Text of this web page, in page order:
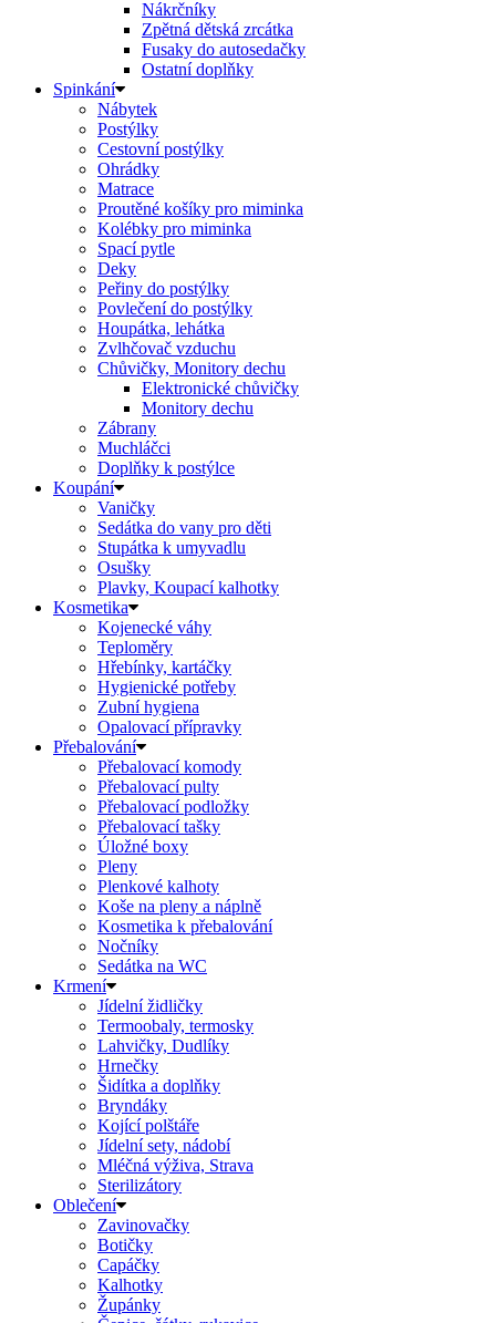
Nákrčníky
Zpětná dětská zrcátka
Fusaky do autosedačky
Ostatní doplňky
Spinkání
Nábytek
Postýlky
Cestovní postýlky
Ohrádky
Matrace
Proutěné košíky pro miminka
Kolébky pro miminka
Spací pytle
Deky
Peřiny do postýlky
Povlečení do postýlky
Houpátka, lehátka
Zvlhčovač vzduchu
Chůvičky, Monitory dechu
Elektronické chůvičky
Monitory dechu
Zábrany
Muchláčci
Doplňky k postýlce
Koupání
Vaničky
Sedátka do vany pro děti
Stupátka k umyvadlu
Osušky
Plavky, Koupací kalhotky
Kosmetika
Kojenecké váhy
Teploměry
Hřebínky, kartáčky
Hygienické potřeby
Zubní hygiena
Opalovací přípravky
Přebalování
Přebalovací komody
Přebalovací pulty
Přebalovací podložky
Přebalovací tašky
Úložné boxy
Pleny
Plenkové kalhoty
Koše na pleny a náplně
Kosmetika k přebalování
Nočníky
Sedátka na WC
Krmení
Jídelní židličky
Termoobaly, termosky
Lahvičky, Dudlíky
Hrnečky
Šidítka a doplňky
Bryndáky
Kojící polštáře
Jídelní sety, nádobí
Mléčná výživa, Strava
Sterilizátory
Oblečení
Zavinovačky
Botičky
Capáčky
Kalhotky
Župánky